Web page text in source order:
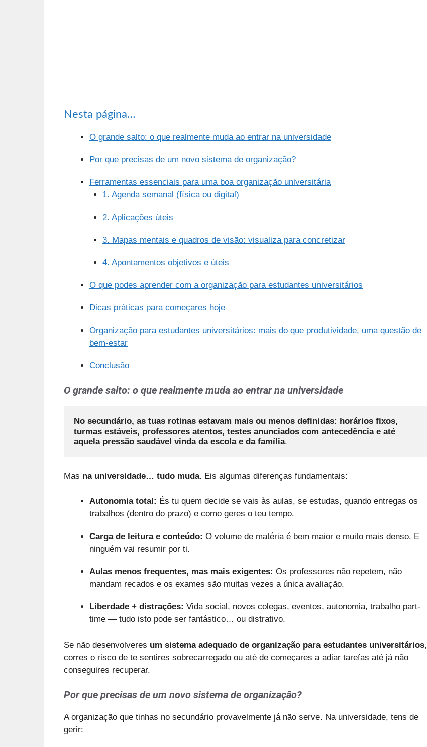
Nesta página…
O grande salto: o que realmente muda ao entrar na universidade
Por que precisas de um novo sistema de organização?
Ferramentas essenciais para uma boa organização universitária
1. Agenda semanal (física ou digital)
2. Aplicações úteis
3. Mapas mentais e quadros de visão: visualiza para concretizar
4. Apontamentos objetivos e úteis
O que podes aprender com a organização para estudantes universitários
Dicas práticas para começares hoje
Organização para estudantes universitários: mais do que produtividade, uma questão de
bem-estar
Conclusão
O grande salto: o que realmente muda ao entrar na universidade
No secundário, as tuas rotinas estavam mais ou menos definidas: horários fixos,
turmas estáveis, professores atentos, testes anunciados com antecedência e até
aquela pressão saudável vinda da escola e da família.
Mas na universidade… tudo muda. Eis algumas diferenças fundamentais:
Autonomia total: És tu quem decide se vais às aulas, se estudas, quando entregas os
trabalhos (dentro do prazo) e como geres o teu tempo.
Carga de leitura e conteúdo: O volume de matéria é bem maior e muito mais denso. E
ninguém vai resumir por ti.
Aulas menos frequentes, mas mais exigentes: Os professores não repetem, não
mandam recados e os exames são muitas vezes a única avaliação.
Liberdade + distrações: Vida social, novos colegas, eventos, autonomia, trabalho part-
time — tudo isto pode ser fantástico… ou distrativo.
Se não desenvolveres um sistema adequado de organização para estudantes universitários,
corres o risco de te sentires sobrecarregado ou até de começares a adiar tarefas até já não
conseguires recuperar.
Por que precisas de um novo sistema de organização?
A organização que tinhas no secundário provavelmente já não serve. Na universidade, tens de
gerir: